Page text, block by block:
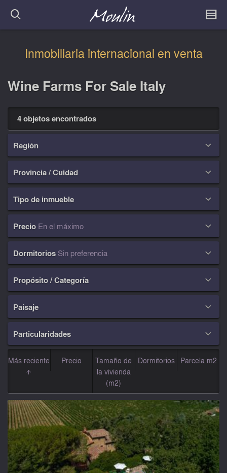
Inmobiliaria internacional en venta
Wine Farms For Sale Italy
4 objetos encontrados
Región 
Provincia / Cuidad 
Tipo de inmueble 
Precio En el máximo 
Dormitorios Sin preferencia 
Propósito / Categoría 
Paisaje 
Particularidades 
Más reciente Precio
Tamaño de
la vivienda
(m2)
Dormitorios Parcela m2